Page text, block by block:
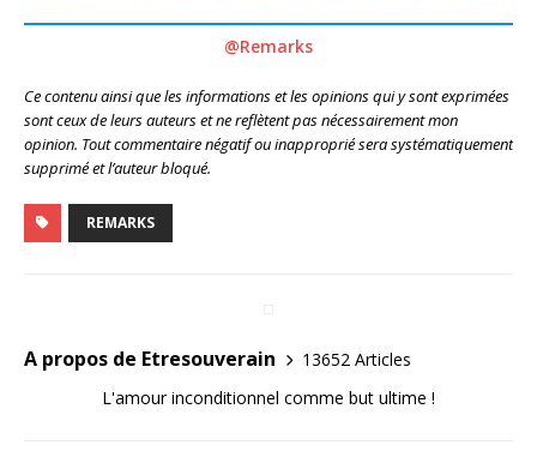
@Remarks
Ce contenu ainsi que les informations et les opinions qui y sont exprimées
sont ceux de leurs auteurs et ne reflètent pas nécessairement mon
opinion. Tout commentaire négatif ou inapproprié sera systématiquement
supprimé et l’auteur bloqué.
REMARKS
A propos de Etresouverain
13652 Articles
L'amour inconditionnel comme but ultime !